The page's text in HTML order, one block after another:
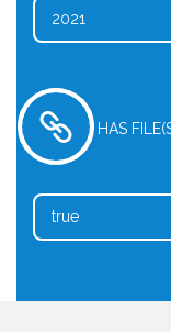
2021
HAS
true